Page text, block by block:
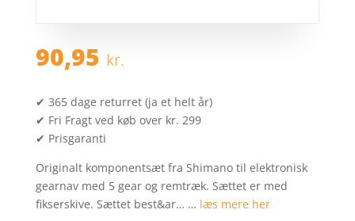
90,95 kr.
✔ 365 dage returret (ja et helt år)
✔ Fri Fragt ved køb over kr. 299
✔ Prisgaranti
Originalt komponentsæt fra Shimano til elektronisk
gearnav med 5 gear og remtræk. Sættet er med
fikserskive. Sættet best&ar… … læs mere her